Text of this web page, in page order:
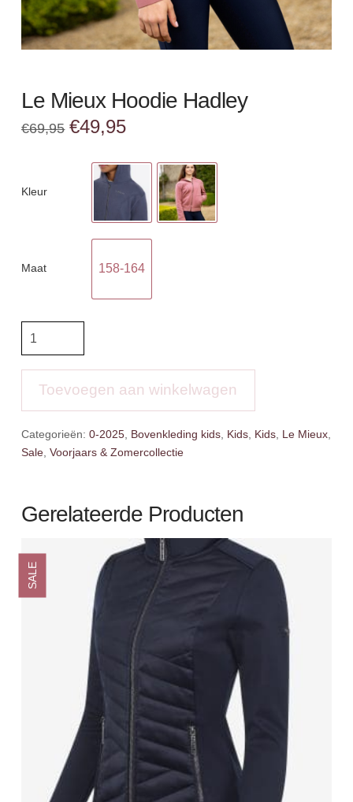
Le Mieux Hoodie Hadley
€69,95 Oorspronkelijke
prijs
€69,95.
€49,95
€49,95.
Kleur
Maat 158-164
HadleyToevoegen aan winkelwagen
Categorieën: 0-2025, Bovenkleding kids, Kids, Kids, Le Mieux,
Sale, Voorjaars & Zomercollectie
Gerelateerde Producten
SALE